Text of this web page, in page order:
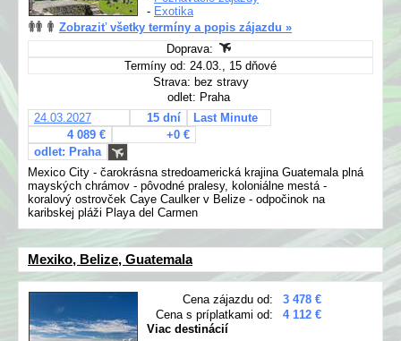
- Exotika
Zobraziť všetky termíny a popis zájazdu »
Doprava:
Termíny od: 24.03., 15 dňové
Strava: bez stravy
odlet: Praha
24.03.2027
15 dní
Last Minute
4 089 €
+0 €
odlet: Praha
Mexico City - čarokrásna stredoamerická krajina Guatemala plná
mayských chrámov - pôvodné pralesy, koloniálne mestá -
koralový ostrovček Caye Caulker v Belize - odpočinok na
karibskej pláži Playa del Carmen
Mexiko, Belize, Guatemala
Cena zájazdu od:
3 478 €
Cena s príplatkami od:
4 112 €
Viac destinácií